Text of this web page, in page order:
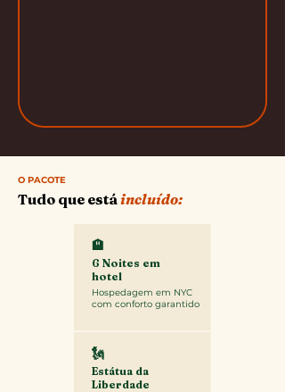
O PACOTE
Tudo que estáincluído:
🏨
6 Noites em
hotel
Hospedagem em NYC
com conforto garantido
🗽
Estátua da
Liberdade